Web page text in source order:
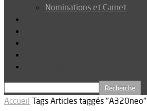
Nominations et Carnet
Accueil Tags Articles taggés "A320neo"